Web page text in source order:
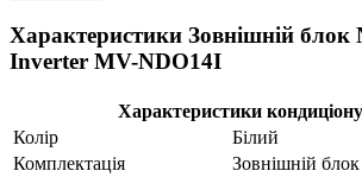
Характеристики Зовнішній блок
Inverter MV-NDO14I
Характеристики
Колір
Білий
Комплектація
Зовнішній блок